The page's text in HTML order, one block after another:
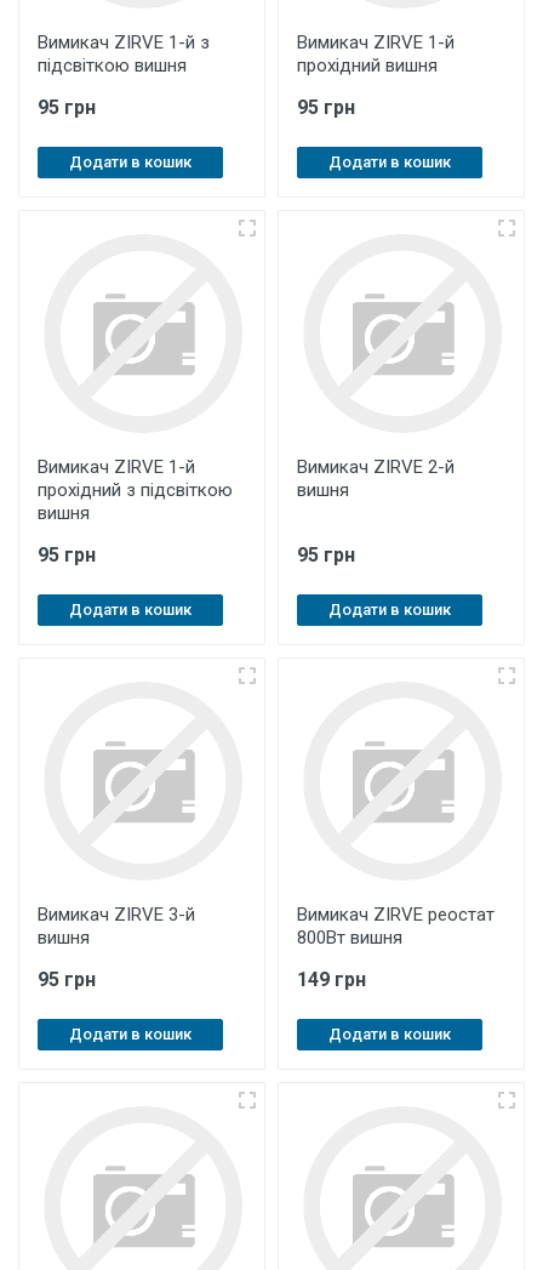
Вимикач ZIRVE 1-й з
підсвіткою вишня
95 грн
Додати в кошик
Вимикач ZIRVE 1-й
прохідний вишня
95 грн
Додати в кошик
Вимикач ZIRVE 1-й
прохідний з підсвіткою
вишня
95 грн
Додати в кошик
Вимикач ZIRVE 2-й
вишня
95 грн
Додати в кошик
Вимикач ZIRVE 3-й
вишня
95 грн
Додати в кошик
Вимикач ZIRVE реостат
800Вт вишня
149 грн
Додати в кошик